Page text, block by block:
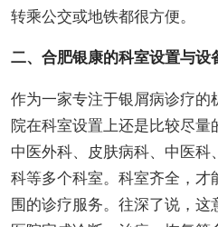
转乘公交或地铁都很方便。
二、合肥银康的科室设置与设
作为一家专注于银屑病诊疗的
院在科室设置上还是比较尽量
中医外科、皮肤病科、中医科
科等多个科室。科室齐全，才
围的诊疗服务。往深了说，这